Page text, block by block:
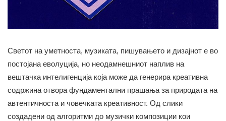
Светот на уметноста, музиката, пишувањето и дизајнот е во
постојана еволуција, но неодамнешниот наплив на
вештачка интелигенција која може да генерира креативна
содржина отвора фундаментални прашања за природата на
автентичноста и човечката креативност. Од слики
создадени од алгоритми до музички композиции кои